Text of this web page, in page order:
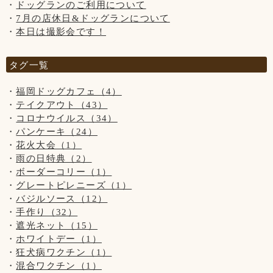
6月1日(土)～9月30(月)の期間中は、営業時間が変わります！
・平日12:00～21:00(ドッグラン11:00～)
※ラストオーダーは20:00です。
(ラストオーダー19:00)
当店のバジルソースは手作りの為、バジルが大きくならない
とソースが作れません...
なので、バジルソースパスタは今しばらくお待ちくださいま
【5月の店休日】
15日(水)※第3水曜日の為
【お知らせ】
パスタのバジルソースが品切れの為、バジルの収穫期 6月頃
迄(当店のバジルソースは種から育てて収穫し、手作りしてい
ます)、ご提供をお休みさせて頂きます。大変申し訳ございま
せん。
ドッグランのご利用について
7月の店休日&ドッグランについて
本日は撮影会です！
タグ一覧
福岡ドッグカフェ（4）
テイクアウト（43）
コロナウイルス（34）
パンケーキ（24）
花火大会（1）
雨の日特典（2）
ボーダーコリー（1）
グレートピレニーズ（1）
バジルソース（12）
手作り（32）
遮光ネット（15）
ホワイトデー（1）
狂犬病ワクチン（1）
混合ワクチン（1）